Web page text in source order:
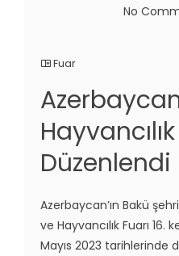
No
Fuar
Düzenlendi
Azerbaycan’ın Bakü
ve Hayvancılık Fuarı 16.
Mayıs 2023 tarihlerinde